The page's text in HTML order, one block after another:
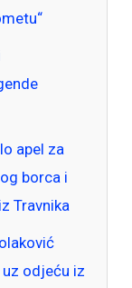
apel za
borca i
Travnika
odjeću iz